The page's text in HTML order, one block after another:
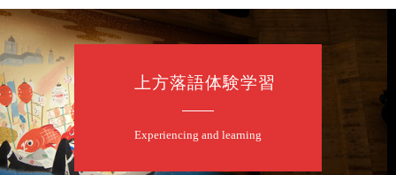
番」
上方落語体験学習
Experiencing and learning